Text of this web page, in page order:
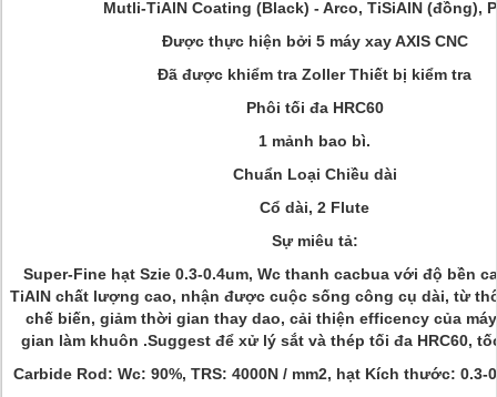
Mutli-TiAlN Coating (Black) - Arco, TiSiAlN (đồng),
Được thực hiện bởi 5 máy xay AXIS CNC
Đã được khiểm tra Zoller Thiết bị kiểm tra
Phôi tối đa HRC60
1 mảnh bao bì.
Chuẩn Loại Chiều dài
Cổ dài, 2 Flute
Sự miêu tả:
Super-Fine hạt Szie 0.3-0.4um, Wc thanh cacbua với độ bền
TiAlN chất lượng cao, nhận được cuộc sống công cụ dài, từ
chế biến, giảm thời gian thay dao, cải thiện efficency của
gian làm khuôn .Suggest để xử lý sắt và thép tối đa HRC60,
Carbide Rod: Wc: 90%, TRS: 4000N / mm2, hạt Kích thước: 0.3-